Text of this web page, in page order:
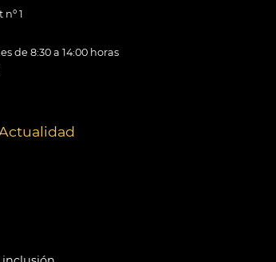
1
de 8:30 a 14:00 horas